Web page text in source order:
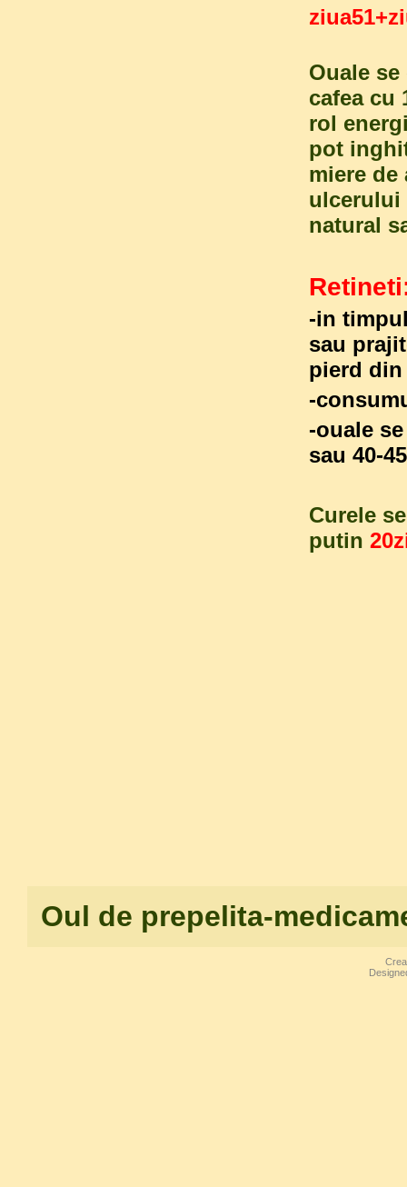
Ouale
cafea cu
rol
pot
miere de
ulcerului
natural
-in
sau
pierd
-
-ouale
sau 40-
Curele
putin
Oul de prepelita-